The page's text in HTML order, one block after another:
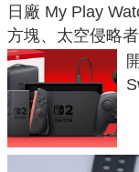
日廠 My Play
方塊、太空侵略